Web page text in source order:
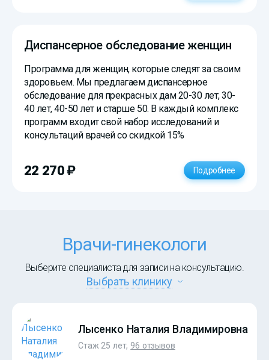
Диспансерное обследование женщин
Программа для женщин, которые следят за своим
здоровьем. Мы предлагаем диспансерное
обследование для прекрасных дам 20-30 лет, 30-
40 лет, 40-50 лет и старше 50. В каждый комплекс
программ входит свой набор исследований и
консультаций врачей со скидкой 15%
22 270) Подробнее
Врачи-гинекологи
Выберите специалиста для записи на консультацию.
Выбрать клинику
Лысенко Наталия Владимировна
Стаж 25 лет, 96 отзывов